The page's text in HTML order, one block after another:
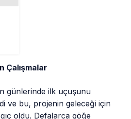
ve bu, projenin geleceği için
oldu. Defalarca göğe
ilgili çalışmaların hız
gösterdi.
Önemi
Kubilay Yıldırım,
İHA’lar konusundaki
belirtti. Yıldırım, “ANKA-III,